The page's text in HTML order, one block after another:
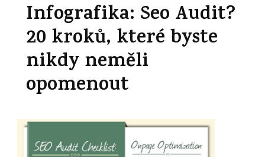
Infografika: Seo Audit?
20 kroků, které byste
nikdy neměli
opomenout